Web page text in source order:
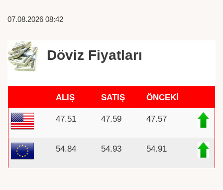
07.08.2026 08:42
Döviz Fiyatları
ALIŞ SATIŞ ÖNCEKİ
47.51 47.59 47.57
54.84 54.93 54.91